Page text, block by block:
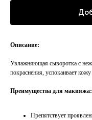
Описание:
Увлажняющая сыворотка с
покраснения, успокаивает кожу
Преимущества для макияжа:
Препятствует